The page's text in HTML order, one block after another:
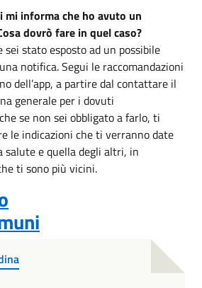
mi informa che ho avuto un
dovrò fare in quel caso?
stato esposto ad un possibile
notifica. Segui le raccomandazioni
dell’app, a partire dal contattare il
generale per i dovuti
se non sei obbligato a farlo, ti
le indicazioni che ti verranno date
salute e quella degli altri, in
ti sono più vicini.